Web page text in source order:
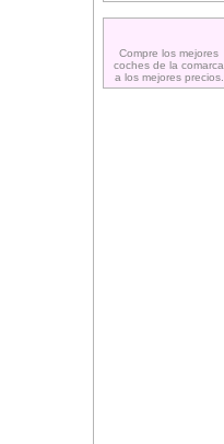
Compre los mejores
coches de la comarca
a los mejores precios.